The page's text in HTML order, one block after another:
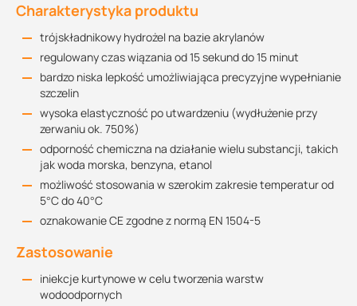
Charakterystyka produktu
trójskładnikowy hydrożel na bazie akrylanów
regulowany czas wiązania od 15 sekund do 15 minut
bardzo niska lepkość umożliwiająca precyzyjne wypełnianie
szczelin
wysoka elastyczność po utwardzeniu (wydłużenie przy
zerwaniu ok. 750%)
odporność chemiczna na działanie wielu substancji, takich
jak woda morska, benzyna, etanol
możliwość stosowania w szerokim zakresie temperatur od
5°C do 40°C
oznakowanie CE zgodne z normą EN 1504-5
Zastosowanie
iniekcje kurtynowe w celu tworzenia warstw
wodoodpornych